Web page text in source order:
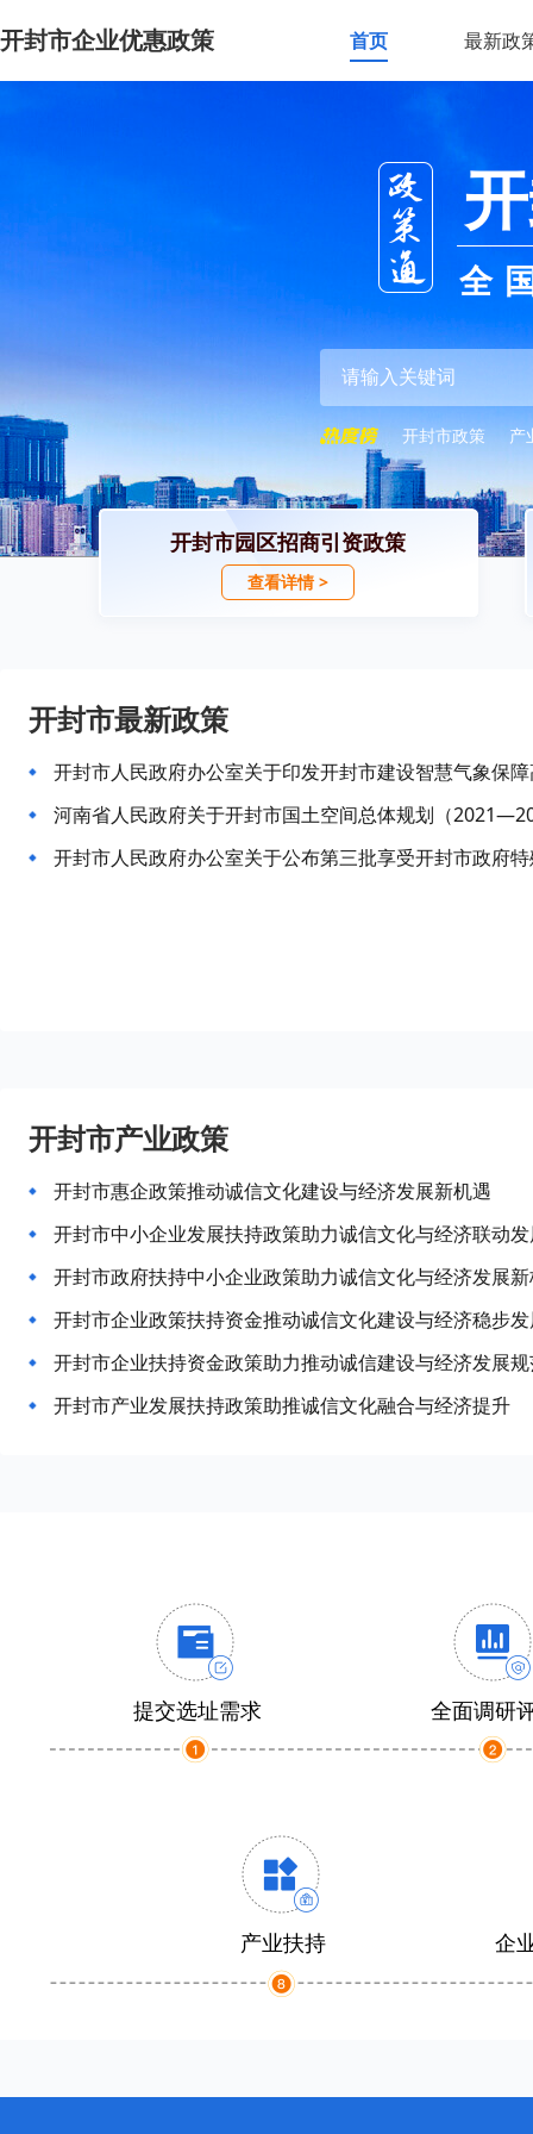
开封市企业优惠政策 首页 最新政
全
开封市政策 产
开封市园区招商引资政策
查看详情 >
开封市最新政策
河南省人民政府关于开封市国土空间总体规划（
开封市产业政策
开封市惠企政策推动诚信文化建设与经济发展新机遇
开封市中小企业发展扶持政策助力诚信文化与经济联动
开封市政府扶持中小企业政策助力诚信文化与经济发展
开封市企业政策扶持资金推动诚信文化建设与经济稳步
开封市企业扶持资金政策助力推动诚信建设与经济发展
开封市产业发展扶持政策助推诚信文化融合与经济提升
提交选址需求 全面调研
产业扶持 企